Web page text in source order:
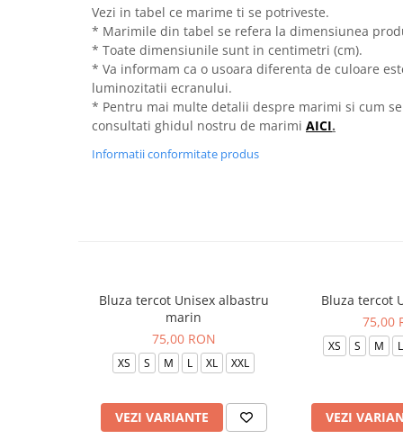
Vezi in tabel ce marime ti se potriveste.
* Marimile din tabel se refera la dimensiunea
* Toate dimensiunile sunt in centimetri (cm).
* Va informam ca o usoara diferenta de culoare
luminozitatii ecranului.
* Pentru mai multe detalii despre marimi si cum
consultati ghidul nostru de marimi AICI.
Informatii conformitate produs
Bluza tercot Unisex albastru
marin
75,00 RON
XS S M L XL XXL
VEZI VARIANTE
Bluza tercot
75,00
XS S M L
VEZI